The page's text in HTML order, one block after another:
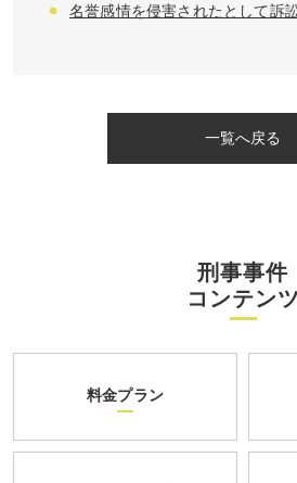
名誉感情を侵害されたとして訴
一覧へ戻る
刑事事件
コンテンツ
料金プラン